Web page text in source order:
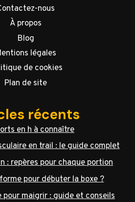
nous
À propos
Blog
légales
de cookies
Plan de site
récents
en h à connaître
en trail : le guide complet
: repères pour chaque portion
pour débuter la boxe ?
pour maigrir : guide et conseils